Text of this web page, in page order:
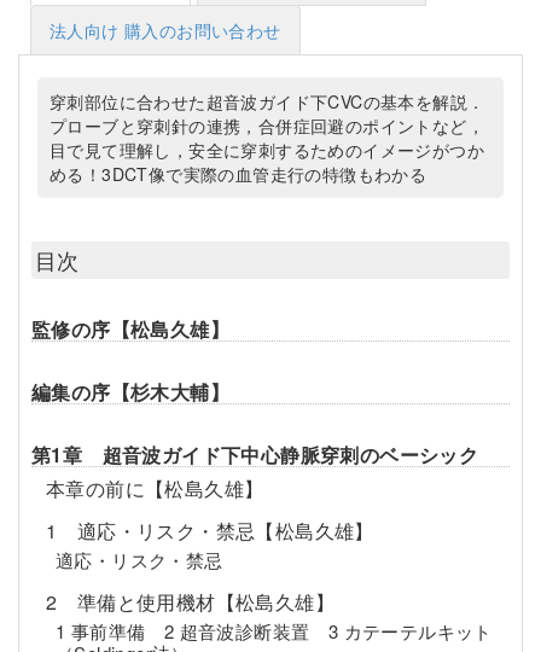
法人向け 購入のお問い合わせ
穿刺部位に合わせた超音波ガイド下CVCの基本を解説．
プローブと穿刺針の連携，合併症回避のポイントなど，
目で見て理解し，安全に穿刺するためのイメージがつか
める！3DCT像で実際の血管走行の特徴もわかる
目次
監修の序【松島久雄】
編集の序【杉木大輔】
第1章 超音波ガイド下中心静脈穿刺のベーシック
本章の前に【松島久雄】
1 適応・リスク・禁忌【松島久雄】
適応・リスク・禁忌
2 準備と使用機材【松島久雄】
1 事前準備 2 超音波診断装置 3 カテーテルキット